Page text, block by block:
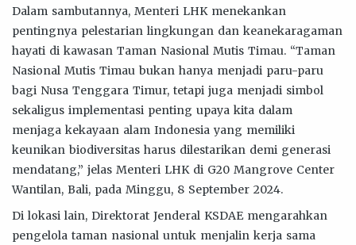
Dalam sambutannya, Menteri LHK menekankan
pentingnya pelestarian lingkungan dan keanekaragaman
hayati di kawasan Taman Nasional Mutis Timau. “Taman
Nasional Mutis Timau bukan hanya menjadi paru-paru
bagi Nusa Tenggara Timur, tetapi juga menjadi simbol
sekaligus implementasi penting upaya kita dalam
menjaga kekayaan alam Indonesia yang memiliki
keunikan biodiversitas harus dilestarikan demi generasi
mendatang,” jelas Menteri LHK di G20 Mangrove Center
Wantilan, Bali, pada Minggu, 8 September 2024.
Di lokasi lain, Direktorat Jenderal KSDAE mengarahkan
pengelola taman nasional untuk menjalin kerja sama